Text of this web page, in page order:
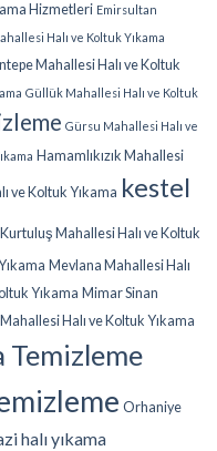
Hizmetleri Emirsultan
Halı ve Koltuk Yıkama
Mahallesi Halı ve Koltuk
Güllük Mahallesi Halı ve Koltuk
Gürsu Mahallesi Halı ve
Hamamlıkızık Mahallesi
ve Koltuk Yıkama kestel
Kurtuluş Mahallesi Halı ve Koltuk
Mevlana Mahallesi Halı
Yıkama Mimar Sinan
Halı ve Koltuk Yıkama
Temizleme
Orhaniye
halı yıkama